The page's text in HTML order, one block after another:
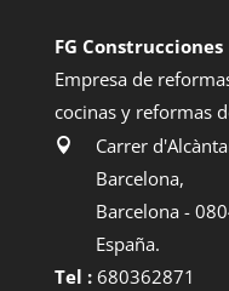
FG Construcciones
Empresa de
cocinas y reformas
Carrer
Barcelona,
Barcelona-
España.
Tel : 680362871